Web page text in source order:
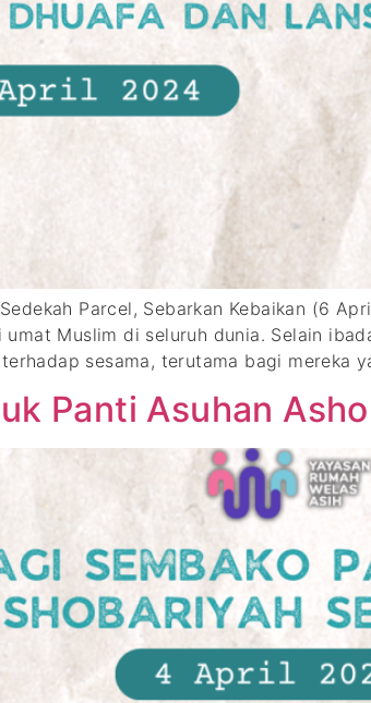
Sedekah Parcel, Sebarkan Kebaikan
Muslim di seluruh dunia. Selain
sesama, terutama bagi mereka
Panti Asuhan